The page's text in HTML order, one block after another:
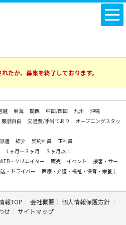
たか、募集を終了しております。
越 東海 関西 中国/四国 九州
沖縄
服装自由 交通費/手当てあり
オープニングスタッ
遣 紹介 契約社員
正社員
１ヶ月～３ヶ月
３ヶ月以上
・クリエイター 販売 イベント
接客・サー
・ドライバー
医療・介護・福祉・保育・栄養士
報TOP 会社概要
個人情報保護方針
せ
サイトマップ